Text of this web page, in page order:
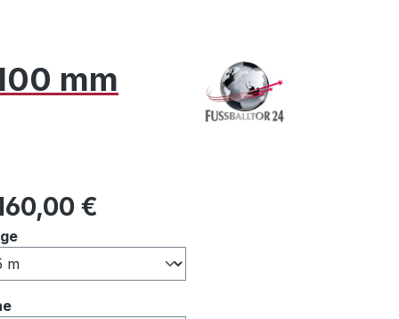
mm
Preis: €
auswählen
auswählen